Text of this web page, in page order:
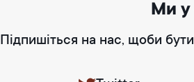
Ми у
Підпишіться на нас, щоби бути